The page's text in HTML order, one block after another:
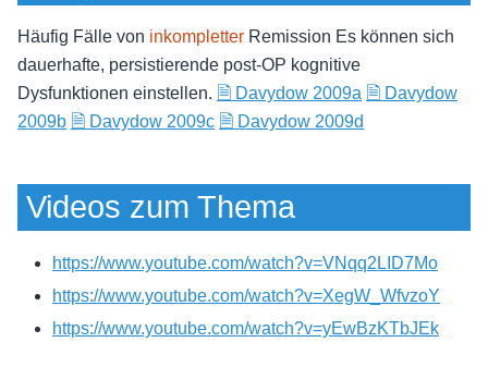
Häufig Fälle von inkompletter Remission Es können sich
dauerhafte, persistierende post-OP kognitive
Dysfunktionen einstellen. 🗎 Davydow 2009a 🗎 Davydow
2009b 🗎 Davydow 2009c 🗎 Davydow 2009d
Videos zum Thema
https://www.youtube.com/watch?v=VNqq2LID7Mo
https://www.youtube.com/watch?v=XegW_WfvzoY
https://www.youtube.com/watch?v=yEwBzKTbJEk